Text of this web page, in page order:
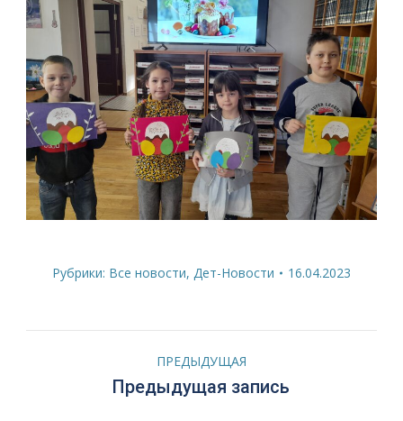
Рубрики: Все новости, Дет-Новости 16.04.2023
НавигацияПРЕДЫДУЩАЯ
Предыдущая
Предыдущая запись